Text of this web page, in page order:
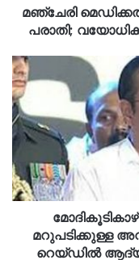
മഞ്ചേരി
പരാതി;
മറുപടിക്കുള്ള
റെയ്‌ഡിൽ ആദ്യ